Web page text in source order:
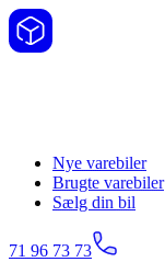
Nye varebiler
Brugte varebiler
Sælg din bil
71 96 73 73